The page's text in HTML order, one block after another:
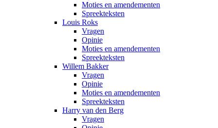
Moties en amendementen
Spreekteksten
Louis Roks
Vragen
Opinie
Moties en amendementen
Spreekteksten
Willem Bakker
Vragen
Opinie
Moties en amendementen
Spreekteksten
Harry van den Berg
Vragen